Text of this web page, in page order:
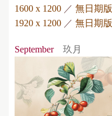
1600 x 1200 ／ 無日期版
1920 x 1200 ／ 無日期版
September 玖月